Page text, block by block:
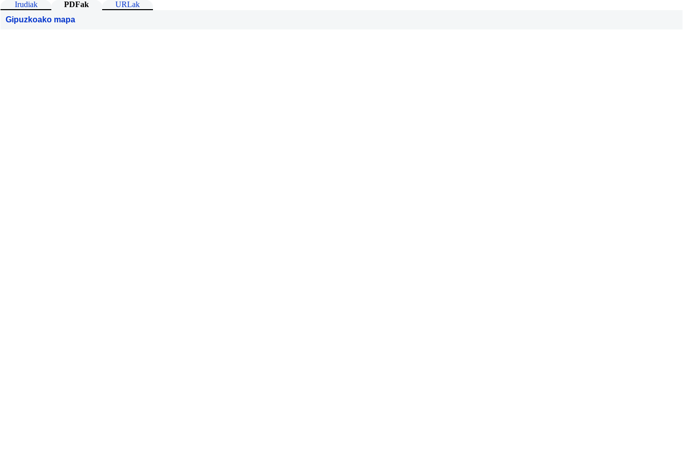
Irudiak PDFak
URLak
Gipuzkoako mapa